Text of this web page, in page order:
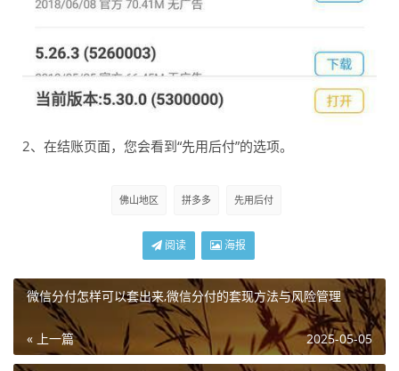
2、在结账页面，您会看到“先用后付”的选项。
佛山地区 拼多多 先用后付
阅读 海报
微信分付怎样可以套出来,微信分付的套现方法与风险管理
« 上一篇 2025-05-05